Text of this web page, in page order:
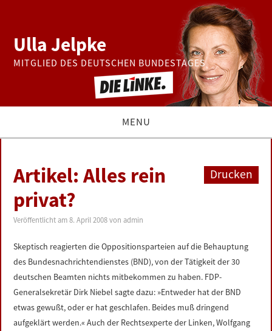
Ulla Jelpke
MITGLIED DES DEUTSCHEN BUNDESTAGES
MENU
BUNDESTAG
PRESSE
ZUR PERSON
LINKS
DATENSCHUTZERKLÄRUNG
Drucken
Artikel: Alles rein
privat?
Veröffentlicht am8. April 2008 vonadmin
Skeptisch reagierten die Oppositionsparteien auf die Behauptung
des Bundesnachrichtendienstes (BND), von der Tätigkeit der 30
deutschen Beamten nichts mitbekommen zu haben. FDP-
Generalsekretär Dirk Niebel sagte dazu: »Entweder hat der BND
etwas gewußt, oder er hat geschlafen. Beides muß dringend
aufgeklärt werden.« Auch der Rechtsexperte der Linken, Wolfgang